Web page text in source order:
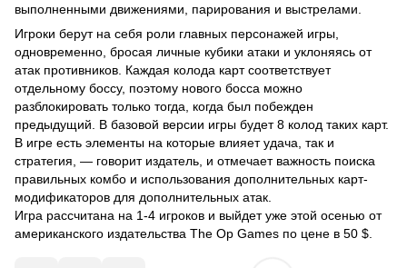
выполненными движениями, парирования и выстрелами.
Игроки берут на себя роли главных персонажей игры,
одновременно, бросая личные кубики атаки и уклоняясь от
атак противников. Каждая колода карт соответствует
отдельному боссу, поэтому нового босса можно
разблокировать только тогда, когда был побежден
предыдущий. В базовой версии игры будет 8 колод таких карт.
В игре есть элементы на которые влияет удача, так и
стратегия, — говорит издатель, и отмечает важность поиска
правильных комбо и использования дополнительных карт-
модификаторов для дополнительных атак.
Игра рассчитана на 1-4 игроков и выйдет уже этой осенью от
американского издательства The Op Games по цене в 50 $.